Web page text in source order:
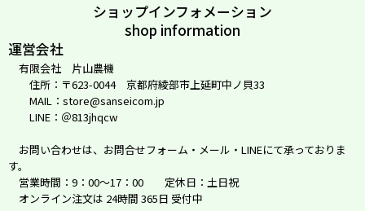
ショップインフォメーション
shop information
運営会社
有限会社 片山農機
住所：〒623-0044 京都府綾部市上延町中ノ貝33
MAIL：store@sanseicom.jp
LINE：＠813jhqcw
お問い合わせは、お問合せフォーム・メール・LINEにて承っておりま
す。
営業時間：9：00～17：00 定休日：土日祝
オンライン注文は 24時間 365日 受付中